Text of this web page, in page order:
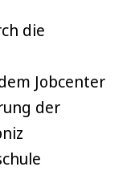
die
Jobcenter
der